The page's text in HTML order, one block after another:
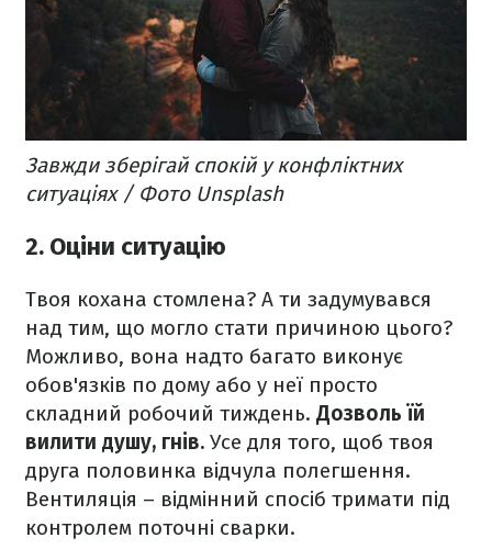
Завжди зберігай спокій у конфліктних
ситуаціях / Фото Unsplash
2. Оціни ситуацію
Твоя кохана стомлена? А ти задумувався
над тим, що могло стати причиною цього?
Можливо, вона надто багато виконує
обов'язків по дому або у неї просто
складний робочий тиждень. Дозволь їй
вилити душу, гнів. Усе для того, щоб твоя
друга половинка відчула полегшення.
Вентиляція – відмінний спосіб тримати під
контролем поточні сварки.